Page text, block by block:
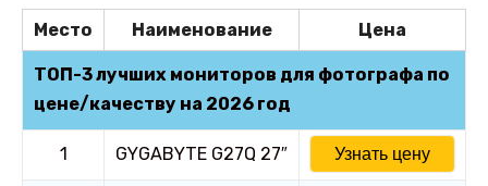
Место Наименование Цена
ТОП-3 лучших мониторов для фотографа по
цене/качеству на 2026 год
1 GYGABYTE G27Q 27″ Узнать цену